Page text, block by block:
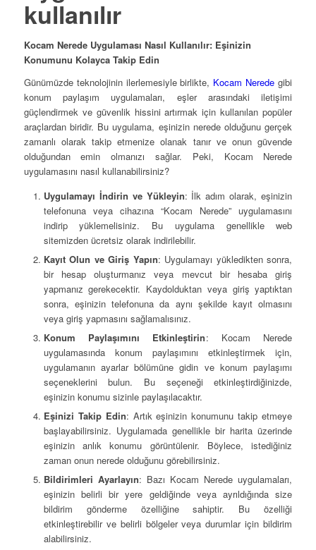
kullanılır
Kocam Nerede Uygulaması Nasıl Kullanılır: Eşinizin
Konumunu Kolayca Takip Edin
Günümüzde teknolojinin ilerlemesiyle birlikte, Kocam Nerede gibi
konum paylaşım uygulamaları, eşler arasındaki iletişimi
güçlendirmek ve güvenlik hissini artırmak için kullanılan popüler
araçlardan biridir. Bu uygulama, eşinizin nerede olduğunu gerçek
zamanlı olarak takip etmenize olanak tanır ve onun güvende
olduğundan emin olmanızı sağlar. Peki, Kocam Nerede
uygulamasını nasıl kullanabilirsiniz?
Uygulamayı İndirin ve Yükleyin: İlk adım olarak, eşinizin
telefonuna veya cihazına “Kocam Nerede” uygulamasını
indirip yüklemelisiniz. Bu uygulama genellikle web
sitemizden ücretsiz olarak indirilebilir.
Kayıt Olun ve Giriş Yapın: Uygulamayı yükledikten sonra,
bir hesap oluşturmanız veya mevcut bir hesaba giriş
yapmanız gerekecektir. Kaydolduktan veya giriş yaptıktan
sonra, eşinizin telefonuna da aynı şekilde kayıt olmasını
veya giriş yapmasını sağlamalısınız.
Konum Paylaşımını Etkinleştirin: Kocam Nerede
uygulamasında konum paylaşımını etkinleştirmek için,
uygulamanın ayarlar bölümüne gidin ve konum paylaşımı
seçeneklerini bulun. Bu seçeneği etkinleştirdiğinizde,
eşinizin konumu sizinle paylaşılacaktır.
Eşinizi Takip Edin: Artık eşinizin konumunu takip etmeye
başlayabilirsiniz. Uygulamada genellikle bir harita üzerinde
eşinizin anlık konumu görüntülenir. Böylece, istediğiniz
zaman onun nerede olduğunu görebilirsiniz.
Bildirimleri Ayarlayın: Bazı Kocam Nerede uygulamaları,
eşinizin belirli bir yere geldiğinde veya ayrıldığında size
bildirim gönderme özelliğine sahiptir. Bu özelliği
etkinleştirebilir ve belirli bölgeler veya durumlar için bildirim
alabilirsiniz.